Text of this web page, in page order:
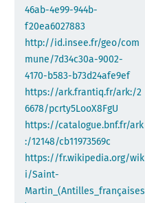
46ab-4e99-944b-
f20ea6027883
http://id.insee.fr/geo/com
mune/7d34c30a-9002-
4170-b583-b73d24afe9ef
https://ark.frantiq.fr/ark:/2
6678/pcrty5LooX8FgU
https://catalogue.bnf.fr/ark
:/12148/cb11973569c
https://fr.wikipedia.org/wik
i/Saint-
Martin_(Antilles_françaises